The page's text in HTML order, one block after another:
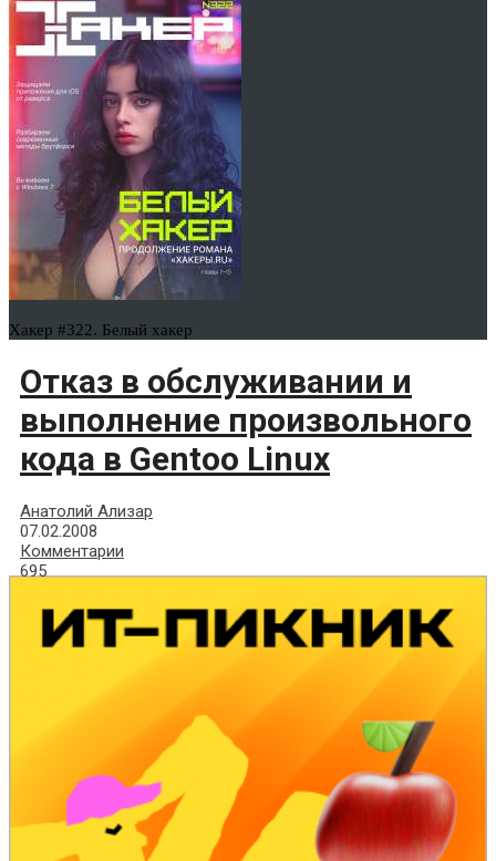
Хакер #322. Белый хакер
Отказ в обслуживании и
выполнение произвольного
кода в Gentoo Linux
Анатолий Ализар
07.02.2008
Комментарии
695